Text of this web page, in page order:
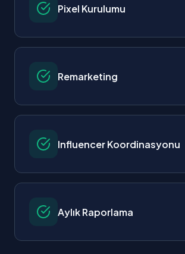
Pixel Kurulumu
Remarketing
Influencer Koordinasyonu
Aylık Raporlama